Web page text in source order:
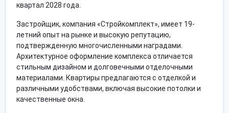
квартал 2028 года.
Застройщик, компания «Стройкомплект», имеет 19-
летний опыт на рынке и высокую репутацию,
подтвержденную многочисленными наградами.
Архитектурное оформление комплекса отличается
стильным дизайном и долговечными отделочными
материалами. Квартиры предлагаются с отделкой и
различными удобствами, включая высокие потолки и
качественные окна.